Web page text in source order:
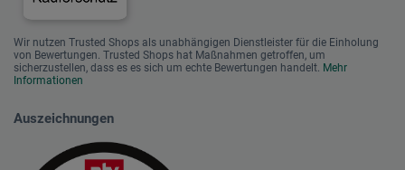
Wir nutzen Trusted Shops als unabhängigen Dienstleister für die Einholung
von Bewertungen. Trusted Shops hat Maßnahmen getroffen, um
sicherzustellen, dass es es sich um echte Bewertungen handelt. Mehr
Informationen
Auszeichnungen